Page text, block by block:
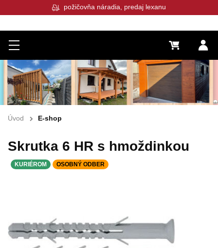
Menu 0 €
požičovňa náradia, predaj lexanu
Úvod E-shop
Skrutka 6 HR s hmoždinkou
KURIÉROM OSOBNÝ ODBER